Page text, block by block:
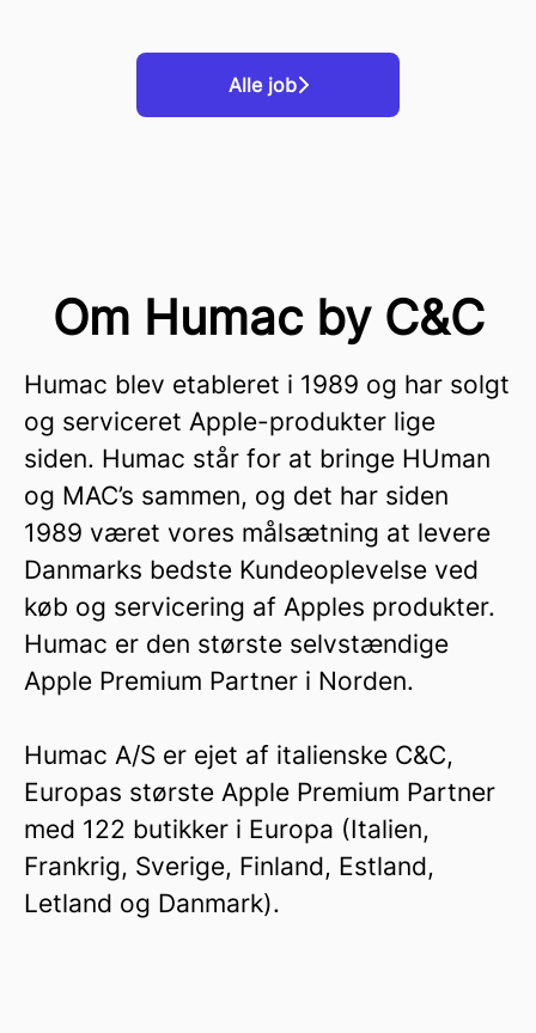
Alle job
Om Humac by C&C
Humac blev etableret i 1989 og har solgt
og serviceret Apple-produkter lige
siden. Humac står for at bringe HUman
og MAC’s sammen, og det har siden
1989 været vores målsætning at levere
Danmarks bedste Kundeoplevelse ved
køb og servicering af Apples produkter.
Humac er den største selvstændige
Apple Premium Partner i Norden.
Humac A/S er ejet af italienske C&C,
Europas største Apple Premium Partner
med 122 butikker i Europa (Italien,
Frankrig, Sverige, Finland, Estland,
Letland og Danmark).